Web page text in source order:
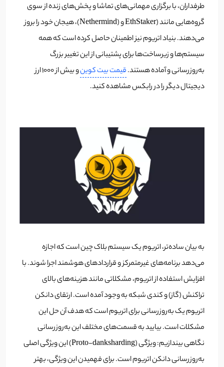
طرفداران، با برگزاری مهمانی‌های تماشا و پخش‌های زنده از سوی
گروه‌هایی مانند (EthStaker و (Nethermind)، هیجان خود را بروز
می‌دهند. بنیاد اتریوم نیز اطمینان حاصل کرده است که همه
سیستم‌ها و زیرساخت‌ها برای پشتیبانی از این تغییر بزرگ
به‌روزرسانی و آماده هستند.قیمت بیت کوین
و بیش از ۱۰۰۰ ارز
دیجیتال دیگر را در رابکس مشاهده کنید.
به بیان ساده‌تر، اتریوم یک سیستم بلاک چین است که اجازه
می‌دهد برنامه‌های غیرمتمرکز و قراردادهای هوشمند اجرا شوند. با
افزایش استفاده از اتریوم، مشکلاتی مانند هزینه‌های بالای
تراکنش (گاز) و کندی شبکه به وجود آمده است. ارتقای دانکن
اتریوم یک به‌روزرسانی برای اتریوم است که هدف آن حل این
مشکلات است. بیایید به قسمت‌های مختلف این به‌روزرسانی
نگاهی بیندازیم: ویژگی (Proto-danksharding) این ویژگی اصلی
به‌روزرسانی دانکن اتریوم است. برای فهمیدن این ویژگی، بهتر